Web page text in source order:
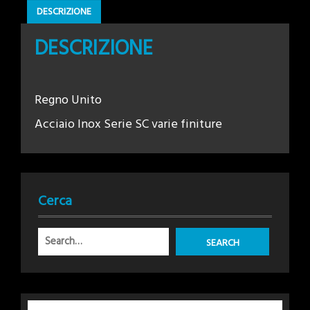
DESCRIZIONE
DESCRIZIONE
Regno Unito
Acciaio Inox Serie SC varie finiture
Cerca